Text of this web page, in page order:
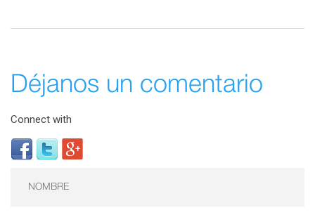
Déjanos un comentario
Connect with